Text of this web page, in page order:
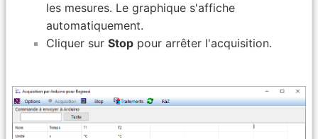
les mesures. Le graphique s'affiche
automatiquement.
Cliquer sur Stop pour arrêter l'acquisition.